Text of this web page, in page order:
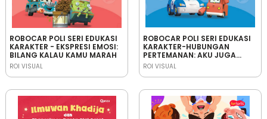
ROBOCAR POLI SERI EDUKASI
KARAKTER - EKSPRESI EMOSI:
BILANG KALAU KAMU MARAH
ROI VISUAL
ROBOCAR POLI SERI EDUKASI
KARAKTER-HUBUNGAN
PERTEMANAN: AKU JUGA
INGIN BERTEMAN
ROI VISUAL